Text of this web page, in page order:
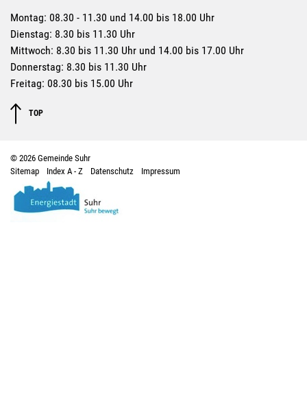
Montag: 08.30 - 11.30 und 14.00 bis 18.00 Uhr
Dienstag: 8.30 bis 11.30 Uhr
Mittwoch: 8.30 bis 11.30 Uhr und 14.00 bis 17.00 Uhr
Donnerstag: 8.30 bis 11.30 Uhr
Freitag: 08.30 bis 15.00 Uhr
TOP
© 2026 Gemeinde Suhr
Toolbar
Sitemap Index A - Z Datenschutz Impressum